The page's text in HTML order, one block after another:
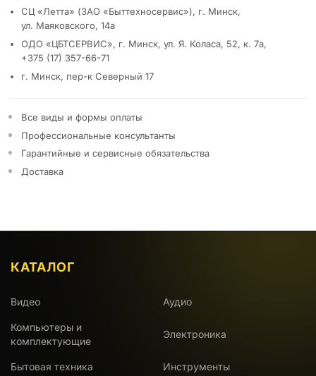
СЦ «Летта» (ЗАО «Быттехносервис»), г. Минск,
ул. Маяковского, 14а
ОДО «ЦБТСЕРВИС», г. Минск, ул. Я. Коласа, 52, к. 7а,
+375 (17) 357-66-71
г. Минск, пер-к Северный 17
Все виды и формы оплаты
Профессиональные консультанты
Гарантийные и сервисные обязательства
Доставка
КАТАЛОГ
Видео Аудио
Компьютеры и
комплектующие
Электроника
Бытовая техника Инструменты